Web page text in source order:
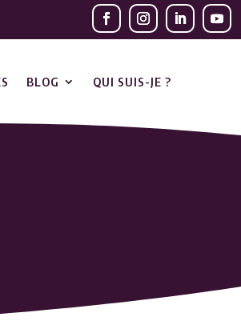
BLOG QUI SUIS-JE ?